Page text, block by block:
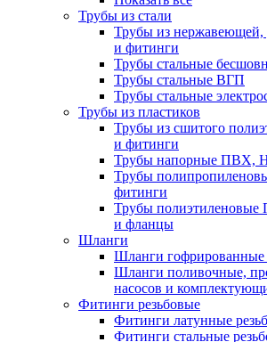
Трубы из стали
Трубы из нержавеющей,
и фитинги
Трубы стальные
Трубы стальные ВГП
Трубы стальные
Трубы из пластиков
Трубы из сшитого
и фитинги
Трубы напорные ПВХ,
Трубы
фитинги
Трубы
и фланцы
Шланги
Шланги
Шланги поливочные,
насосов и
Фитинги резьбовые
Фитинги латунные
Фитинги стальные